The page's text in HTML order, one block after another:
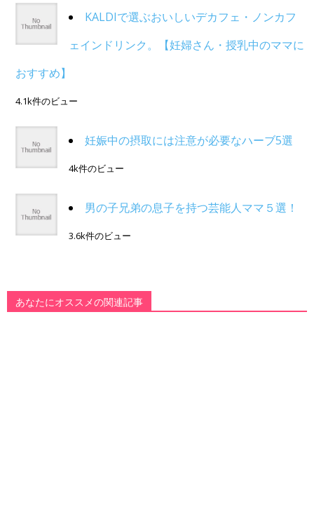
KALDIで選ぶおいしいデカフェ・ノンカフ
ェインドリンク。【妊婦さん・授乳中のママに
おすすめ】
4.1k件のビュー
妊娠中の摂取には注意が必要なハーブ5選
4k件のビュー
男の子兄弟の息子を持つ芸能人ママ５選！
3.6k件のビュー
あなたにオススメの関連記事